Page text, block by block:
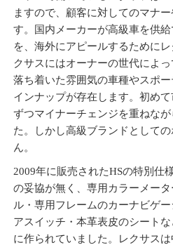
ますので、顧客に対してのマナ
す。国内メーカーが高級車を供
を、海外にアピールするために
クサスにはオーナーの世代によ
落ち着いた雰囲気の車種やスポ
インナップが存在します。初め
ずつマイナーチェンジを重ねな
た。しかし高級ブランドとして
ん。
2009年に販売されたHSの特別仕
の妥協が無く、専用カラーメー
ル・専用フレームのカーナビゲ
アスイッチ・本革表皮のシート
に作られていました。レクサス